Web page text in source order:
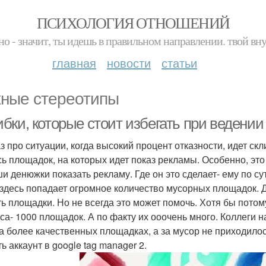
ПСИХОЛОГИЯ ОТНОШЕНИЙ
- значит, ты идешь в правильном направлении. твой
главная новости статьи
стереотипы
которые стоит избегать при
про ситуации, когда высокий процент отказности, идет
площадок, на которых идет показ рекламы. Особенно,
денюжки показать рекламу. Где он это сделает- ему по
попадает огромное количество мусорных
площадки. Но не всегда это может помочь. Хотя бы
1000 площадок. А по факту их ооочень много. Коллеги
более качественных площадках, а за мусор не
аккаунт в google tag manager 2.